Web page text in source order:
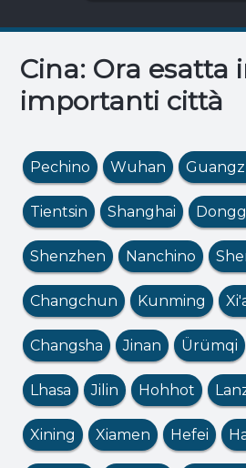
Cina: Ora esatta
importanti città
Pechino Wuhan
Tientsin Shanghai
Shenzhen Nanchino
Changchun Kunming
Changsha Jinan Ürümqi
Lhasa Jilin Hohhot
Xining Xiamen Hefei